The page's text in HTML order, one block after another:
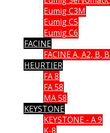
Eumig C3M
Eumig C5
Eumig C6
FACINE
FACINE A, A2, B,
HEURTIER
FA 8
FA 58
MA 58
KEYSTONE
KEYSTONE - A 9
K-8